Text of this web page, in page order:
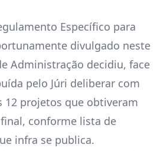
Específico para
divulgado neste
Administração decidiu, face
pelo Júri deliberar com
12 projetos que obtiveram
conforme lista de
infra se publica.